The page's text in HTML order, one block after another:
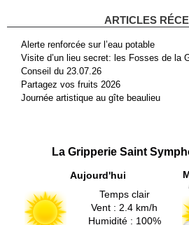
ARTICLES
Alerte renforcée sur l’eau potable
Visite d’un lieu secret: les Fosses de la
Conseil du 23.07.26
Partagez vos fruits 2026
Journée artistique au gîte beaulieu
La Gripperie Saint
Aujourd'hui
Temps clair
Vent : 2.4 km/h
Humidité : 100%